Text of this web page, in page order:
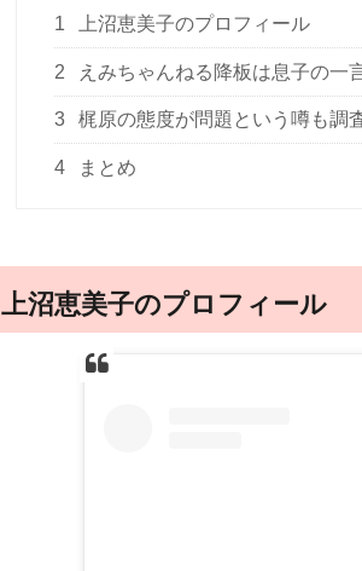
1 上沼恵美子のプロフィール
2 えみちゃんねる降板は息子の一
3 梶原の態度が問題という噂も調
4 まとめ
上沼恵美子のプロフィール